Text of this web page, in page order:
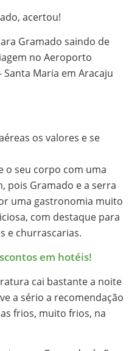
acertou!
Gramado saindo de
no Aeroporto
Maria em Aracaju
os valores e se
o seu corpo com uma
pois Gramado e a serra
uma gastronomia muito
com destaque para
e churrascarias.
em hotéis!
cai bastante a noite
a sério a recomendação
frios, muito frios, na